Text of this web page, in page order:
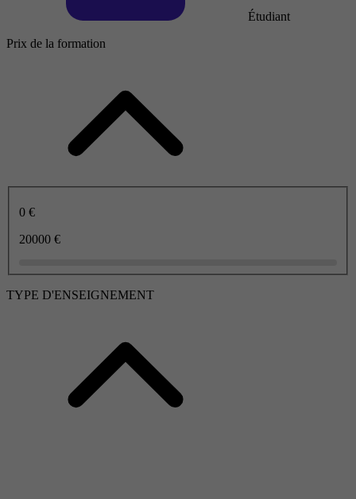
Étudiant
Prix de la formation
0 €
20000 €
TYPE D'ENSEIGNEMENT